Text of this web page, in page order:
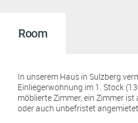
Room
In unserem Haus in Sulzberg
Einliegerwohnung im 1. Stock
möblierte Zimmer, ein Zimmer
oder auch unbefristet